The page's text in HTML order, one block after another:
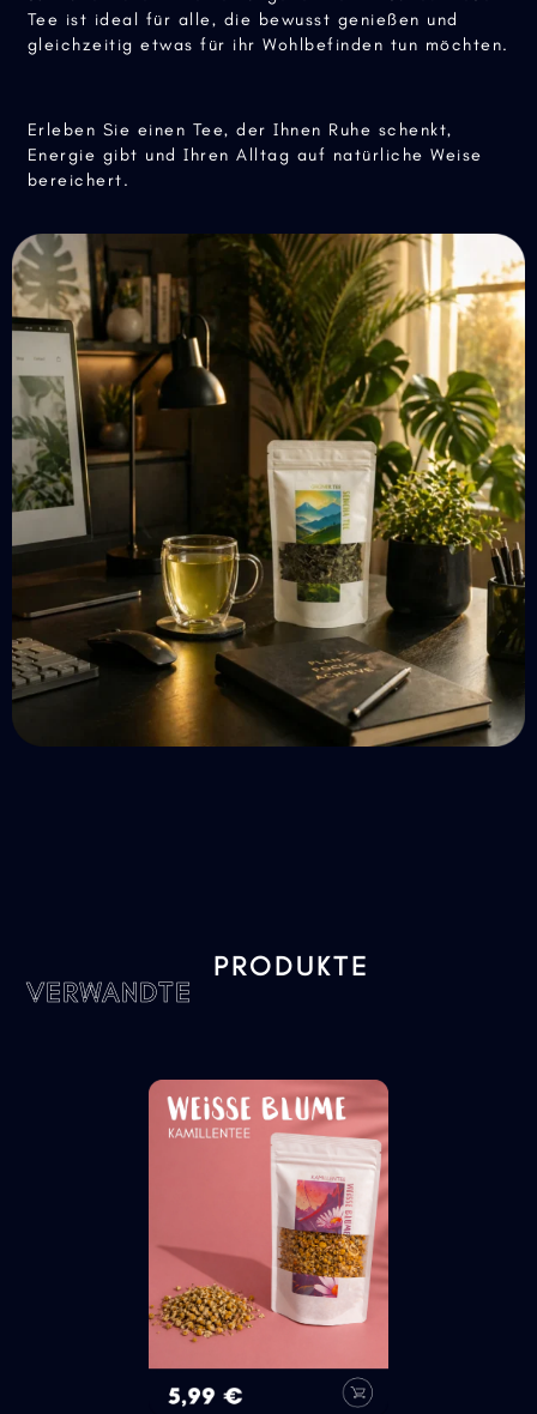
süßliche Note mit einer angenehmen Frische. Dieser
Tee ist ideal für alle, die bewusst genießen und
Erleben Sie einen Tee, der Ihnen Ruhe schenkt,
Energie gibt und Ihren Alltag auf natürliche Weise
VERWANDTE
PRODUKTE